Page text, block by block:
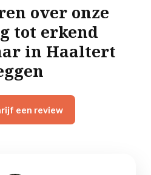
over onze
tot erkend
in Haaltert
een review